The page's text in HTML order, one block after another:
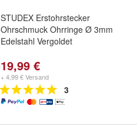
STUDEX Erstohrstecker
Ohrschmuck Ohrringe Ø 3mm
Edelstahl Vergoldet
19,99 €
+ 4,99 € Versand
3